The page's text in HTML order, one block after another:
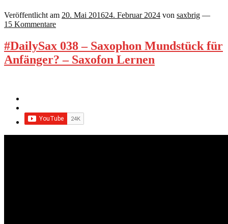
Veröffentlicht am 20. Mai 201624. Februar 2024 von saxbrig —
15 Kommentare
#DailySax 038 – Saxophon Mundstück für
Anfänger? – Saxofon Lernen